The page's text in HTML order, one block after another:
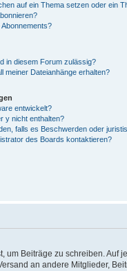
auf ein Thema setzen oder ein
in diesem Forum zulässig?
meiner Dateianhänge erhalten?
entwickelt?
y nicht enthalten?
falls es Beschwerden oder
des Boards kontaktieren?
Beiträge zu schreiben. Auf
an andere Mitglieder,